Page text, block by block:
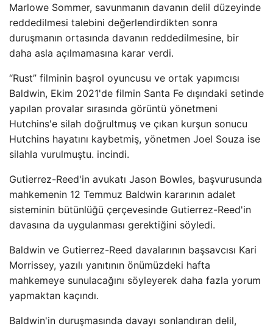
Marlowe Sommer, savunmanın davanın delil düzeyinde
reddedilmesi talebini değerlendirdikten sonra
duruşmanın ortasında davanın reddedilmesine, bir
daha asla açılmamasına karar verdi.
“Rust” filminin başrol oyuncusu ve ortak yapımcısı
Baldwin, Ekim 2021'de filmin Santa Fe dışındaki setinde
yapılan provalar sırasında görüntü yönetmeni
Hutchins'e silah doğrultmuş ve çıkan kurşun sonucu
Hutchins hayatını kaybetmiş, yönetmen Joel Souza ise
silahla vurulmuştu. incindi.
Gutierrez-Reed'in avukatı Jason Bowles, başvurusunda
mahkemenin 12 Temmuz Baldwin kararının adalet
sisteminin bütünlüğü çerçevesinde Gutierrez-Reed'in
davasına da uygulanması gerektiğini söyledi.
Baldwin ve Gutierrez-Reed davalarının başsavcısı Kari
Morrissey, yazılı yanıtının önümüzdeki hafta
mahkemeye sunulacağını söyleyerek daha fazla yorum
yapmaktan kaçındı.
Baldwin'in duruşmasında davayı sonlandıran delil,